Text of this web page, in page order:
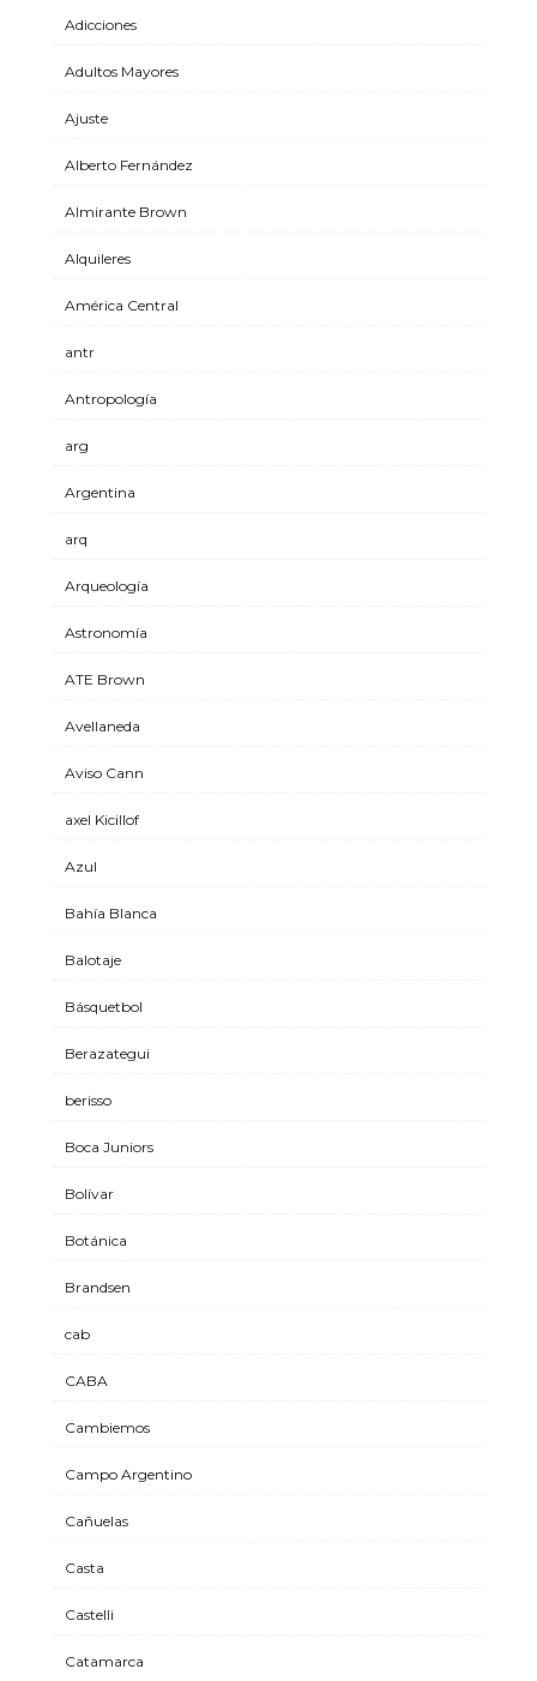
Adicciones
Adultos Mayores
Ajuste
Alberto Fernández
Almirante Brown
Alquileres
América Central
antr
Antropología
arg
Argentina
arq
Arqueología
Astronomía
ATE Brown
Avellaneda
Aviso Cann
axel Kicillof
Azul
Bahía Blanca
Balotaje
Básquetbol
Berazategui
berisso
Boca Juniors
Bolívar
Botánica
Brandsen
cab
CABA
Cambiemos
Campo Argentino
Cañuelas
Casta
Castelli
Catamarca